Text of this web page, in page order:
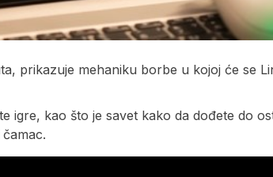
prikazuje mehaniku borbe u kojoj će se
igre, kao što je savet kako da dođete do